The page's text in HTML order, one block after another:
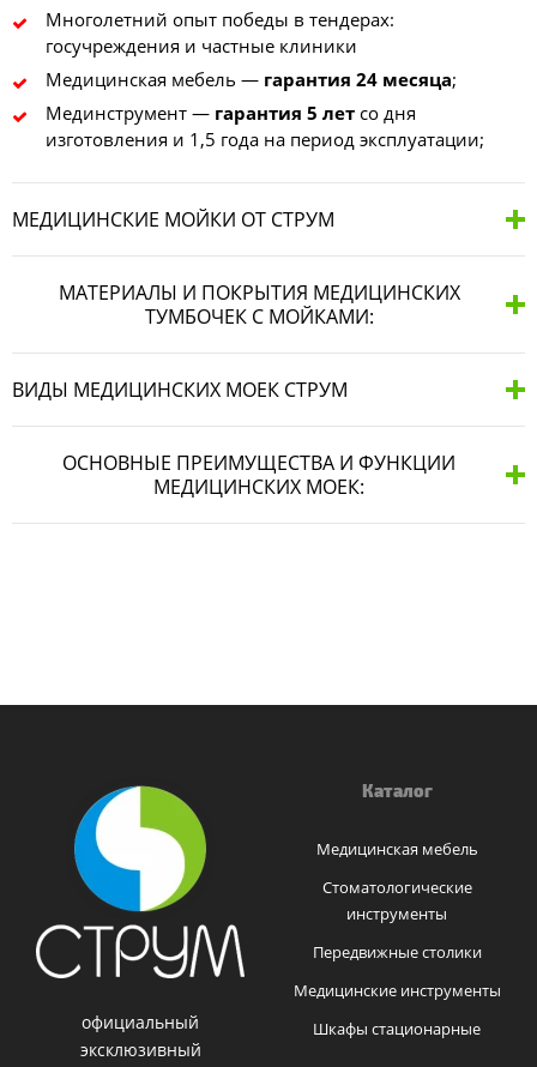
Многолетний опыт победы в тендерах:
госучреждения и частные клиники
Медицинская мебель — гарантия 24 месяца;
Мединструмент — гарантия 5 летсо дня
изготовления и 1,5 года на период эксплуатации;
МЕДИЦИНСКИЕ МОЙКИ ОТ СТРУМ
МАТЕРИАЛЫ И ПОКРЫТИЯ МЕДИЦИНСКИХ
ТУМБОЧЕК С МОЙКАМИ:
ВИДЫ МЕДИЦИНСКИХ МОЕК СТРУМ
ОСНОВНЫЕ ПРЕИМУЩЕСТВА И ФУНКЦИИ
МЕДИЦИНСКИХ МОЕК:
официальный
эксклюзивный
Каталог
Медицинская мебель
Стоматологические
инструменты
Передвижные столики
Медицинские инструменты
Шкафы стационарные